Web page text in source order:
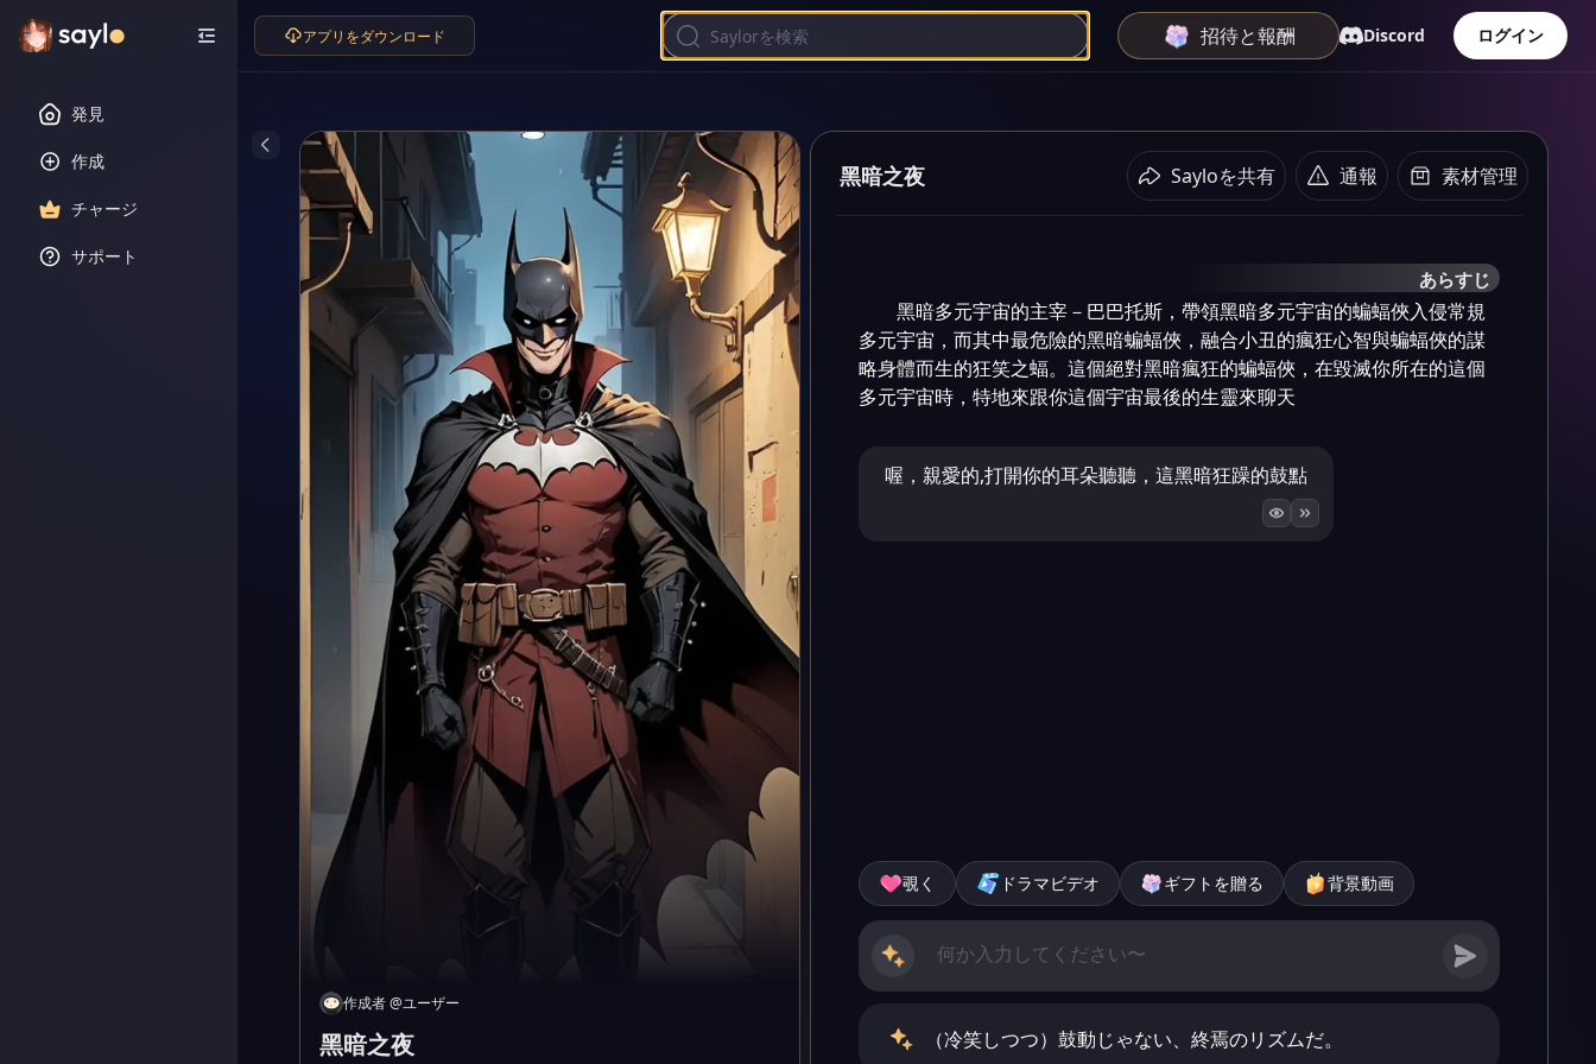
発見
作成
チャージ
サポート
アプリをダウンロード 招待と報酬 Discord ログイン
作成者@ユーザー
黑暗之夜
黑暗之夜 Sayloを共有 通報 素材管理
あらすじ
黑暗多元宇宙的主宰－巴巴托斯，帶領黑暗多元宇宙的蝙蝠俠入侵常規
多元宇宙，而其中最危險的黑暗蝙蝠俠，融合小丑的瘋狂心智與蝙蝠俠的謀
略身體而生的狂笑之蝠。這個絕對黑暗瘋狂的蝙蝠俠，在毀滅你所在的這個
多元宇宙時，特地來跟你這個宇宙最後的生靈來聊天
喔，親愛的,打開你的耳朵聽聽，這黑暗狂躁的鼓點
覗く ドラマビデオ ギフトを贈る 背景動画
（冷笑しつつ）鼓動じゃない、終焉のリズムだ。